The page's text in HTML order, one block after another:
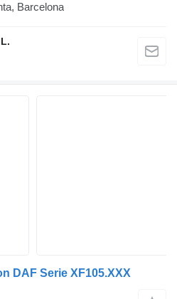
Barcelona
DAF Serie XF105.XXX